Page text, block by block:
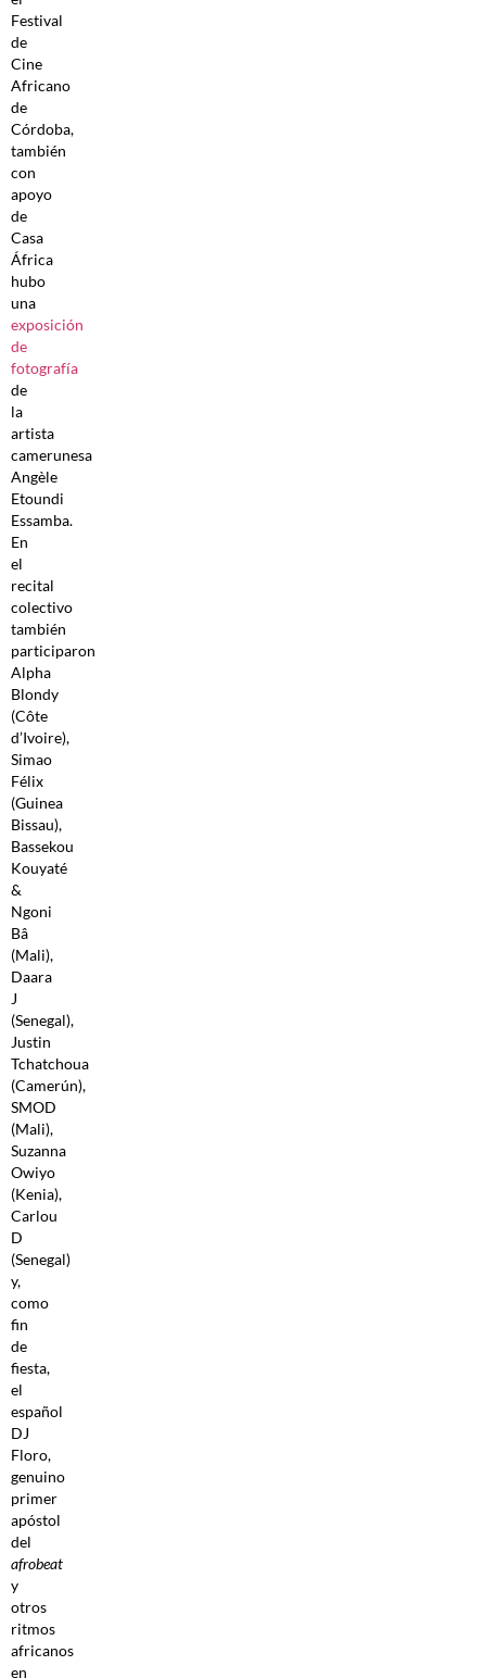
Festival
de
Cine
Africano
de
Córdoba,
también
con
apoyo
de
Casa
África
hubo
una
exposición
de
fotografía
de
la
artista
camerunesa
Angèle
Etoundi
Essamba.
En
el
recital
colectivo
también
participaron
Alpha
Blondy
(Côte
d’Ivoire),
Simao
Félix
(Guinea
Bissau),
Bassekou
Kouyaté
&
Ngoni
Bâ
(Mali),
Daara
J
(Senegal),
Justin
Tchatchoua
(Camerún),
SMOD
(Mali),
Suzanna
Owiyo
(Kenia),
Carlou
D
(Senegal)
y,
como
fin
de
fiesta,
el
español
DJ
Floro,
genuino
primer
apóstol
del
afrobeat
y
otros
ritmos
africanos
en